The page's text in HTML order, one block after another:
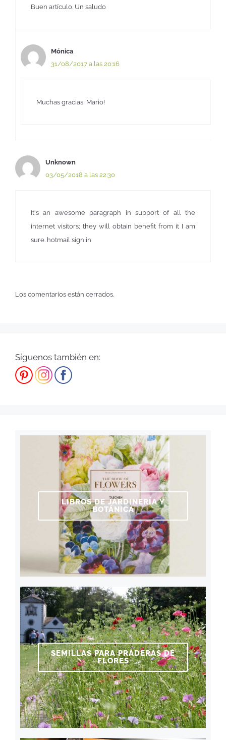
Buen artículo. Un saludo
Mónica
31/08/2017 a las 20:16
Muchas gracias, Mario!
Unknown
03/05/2018 a las 22:30
It's an awesome paragraph in support of all the
internet visitors; they will obtain benefit from it I am
sure. hotmail sign in
Los comentarios están cerrados.
Síguenos también en:
LIBROS DE JARDINERÍA Y
BOTÁNICA
SEMILLAS PARA PRADERAS DE
FLORES